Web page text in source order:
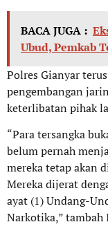
BACA JUGA :
Ubud, Pemkab
Polres Gianyar
pengembangan
keterlibatan pihak
“Para tersangka
belum pernah
mereka tetap akan
Mereka dijerat
ayat (1) Undang-
Narkotika,”